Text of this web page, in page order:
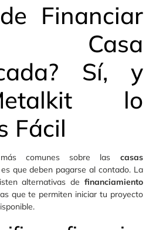
Financiar
Casa
Sí, y
lo
Fácil
comunes sobre las casas
es que deben pagarse al contado. La
alternativas de financiamiento
que te permiten iniciar tu proyecto